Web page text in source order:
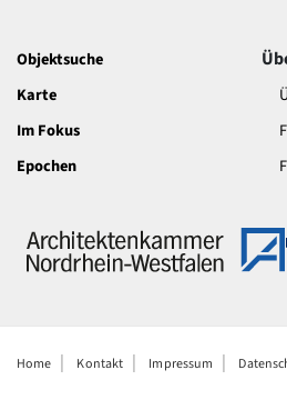
Objektsuche
Karte
Im Fokus
Epochen
Home Kontakt Impressum